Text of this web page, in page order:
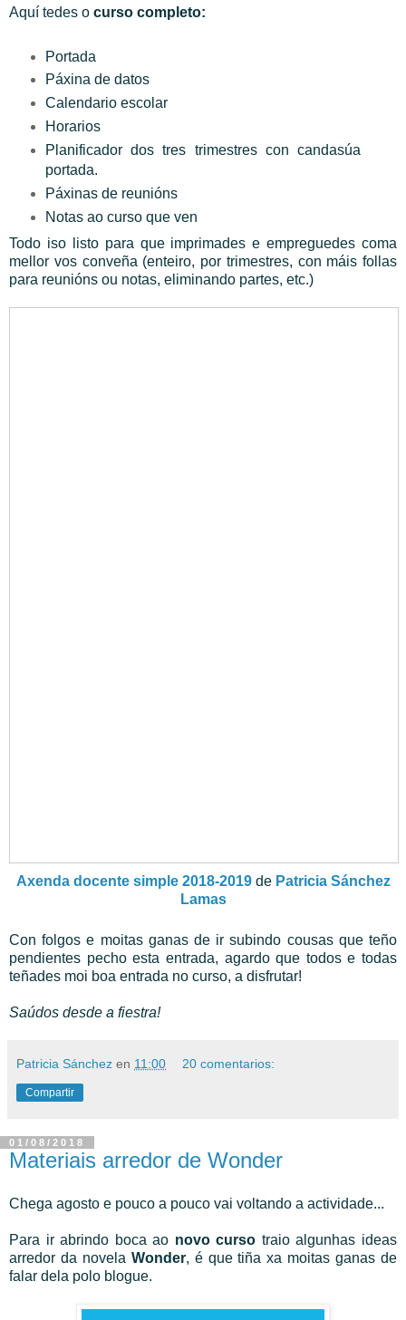
Aquí tedes o curso completo:
Portada
Páxina de datos
Calendario escolar
Horarios
Planificador dos tres trimestres con candasúa
portada.
Páxinas de reunións
Notas ao curso que ven
Todo iso listo para que imprimades e empreguedes coma
mellor vos conveña (enteiro, por trimestres, con máis follas
para reunións ou notas, eliminando partes, etc.)
Axenda docente simple 2018-2019 de Patricia Sánchez
Lamas
Con folgos e moitas ganas de ir subindo cousas que teño
pendientes pecho esta entrada, agardo que todos e todas
teñades moi boa entrada no curso, a disfrutar!
Saúdos desde a fiestra!
Patricia Sánchez en 11:00 20 comentarios:
Compartir
01/08/2018
Materiais arredor de Wonder
Chega agosto e pouco a pouco vai voltando a actividade...
Para ir abrindo boca ao novo curso traio algunhas ideas
arredor da novela Wonder, é que tiña xa moitas ganas de
falar dela polo blogue.